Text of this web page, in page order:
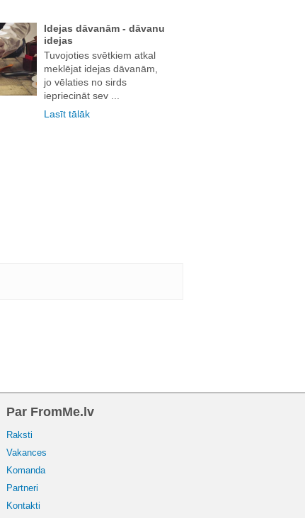
Idejas dāvanām - dāvanu
idejas
Tuvojoties svētkiem atkal
meklējat idejas dāvanām,
jo vēlaties no sirds
iepriecināt sev ...
Lasīt tālāk
Par FromMe.lv
Raksti
Vakances
Komanda
Partneri
Kontakti